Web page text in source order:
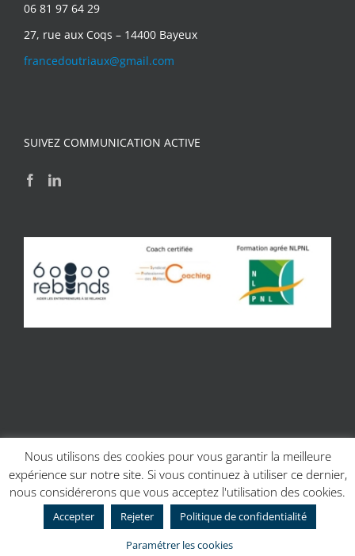
06 81 97 64 29
27, rue aux Coqs – 14400 Bayeux
francedoutriaux@gmail.com
SUIVEZ COMMUNICATION ACTIVE
© Copyright 2017 | Site réalisé parCharline Budor - Création site
internet Caen| Création graphiqueCréation graphique - Couleur
Scribe
Facebook
Nous utilisons des cookies pour vous garantir la meilleure
expérience sur notre site. Si vous continuez à utiliser ce dernier,
nous considérerons que vous acceptez l'utilisation des cookies.
Accepter Rejeter
Politique de confidentialité
Paramétrer les cookies